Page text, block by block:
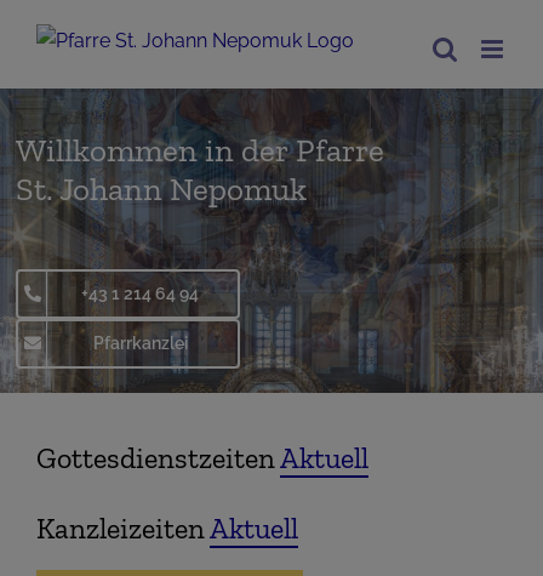
Inhalt
springen
Willkommen in der Pfarre
St. Johann Nepomuk
+43 1 214 64 94
Pfarrkanzlei
GottesdienstzeitenAktuell
KanzleizeitenAktuell